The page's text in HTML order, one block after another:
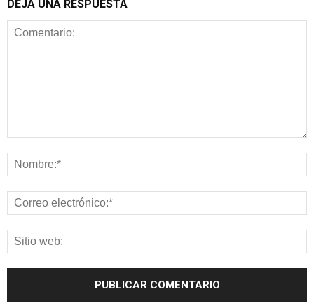
DEJA UNA RESPUESTA